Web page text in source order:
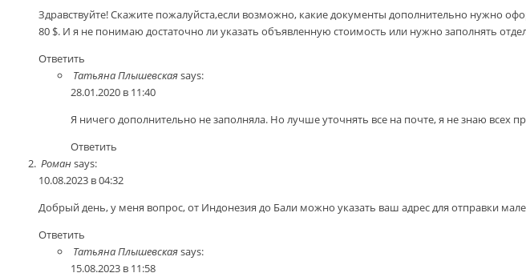
Здравствуйте! Скажите пожалуйста,если возможно, какие документы дополнительно нужно
80 $. И я не понимаю достаточно ли указать объявленную стоимость или нужно заполнять
Ответить
Татьяна Плышевскаяsays:
28.01.2020 в 11:40
Я ничего дополнительно не заполняла. Но лучше уточнять все на почте, я не знаю всех
Ответить
Романsays:
10.08.2023 в 04:32
Добрый день, у меня вопрос, от Индонезия до Бали можно указать ваш адрес для отправки
Ответить
Татьяна Плышевскаяsays:
15.08.2023 в 11:58